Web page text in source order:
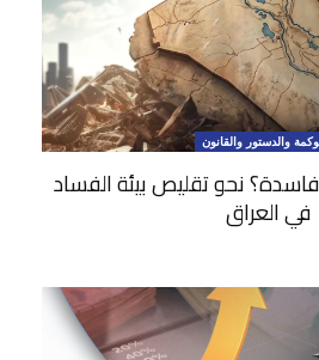
والدستور والقانون
نحو تقليص بيئة الفساد
في العراق